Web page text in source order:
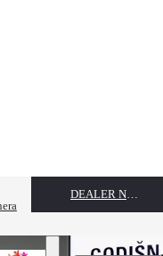
DEALER NAME